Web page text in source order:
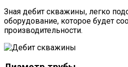
Зная дебит скважины, легко
оборудование, которое будет
производительности.